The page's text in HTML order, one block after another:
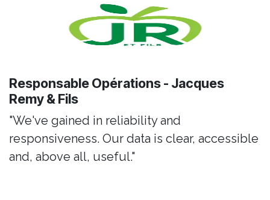
Responsable Opérations - Jacques
Remy & Fils
"We've gained in reliability and
responsiveness. Our data is clear, accessible
and, above all, useful."